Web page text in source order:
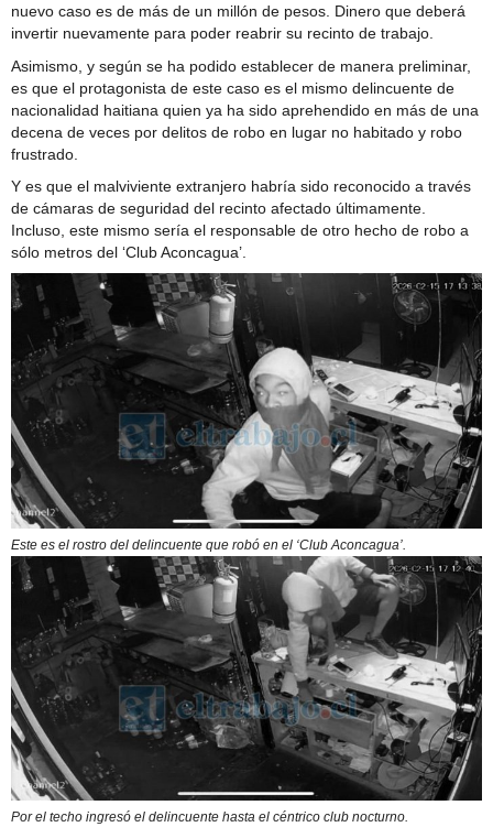
nuevo caso es de más de un millón de pesos. Dinero que deberá
invertir nuevamente para poder reabrir su recinto de trabajo.
Asimismo, y según se ha podido establecer de manera preliminar,
es que el protagonista de este caso es el mismo delincuente de
nacionalidad haitiana quien ya ha sido aprehendido en más de una
decena de veces por delitos de robo en lugar no habitado y robo
frustrado.
Y es que el malviviente extranjero habría sido reconocido a través
de cámaras de seguridad del recinto afectado últimamente.
Incluso, este mismo sería el responsable de otro hecho de robo a
sólo metros del ‘Club Aconcagua’.
Este es el rostro del delincuente que robó en el ‘Club Aconcagua’.
Por el techo ingresó el delincuente hasta el céntrico club nocturno.